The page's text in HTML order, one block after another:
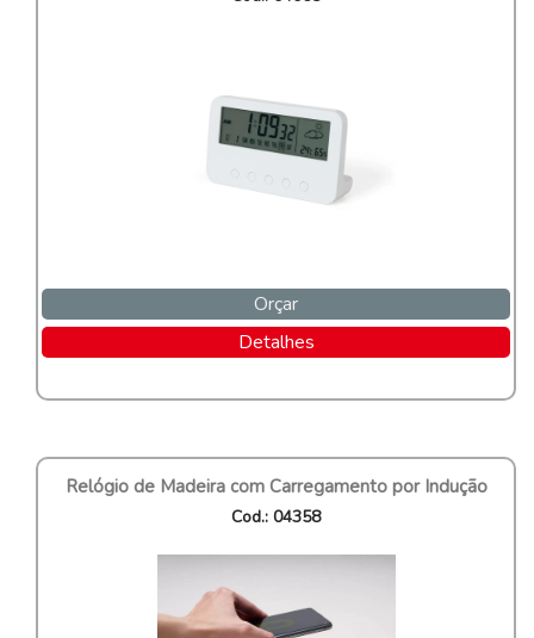
Orçar
Detalhes
Relógio de Madeira com Carregamento por Indução
Cod.: 04358